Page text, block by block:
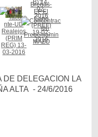
DE DELEGACION LA
ALTA - 24/6/2016